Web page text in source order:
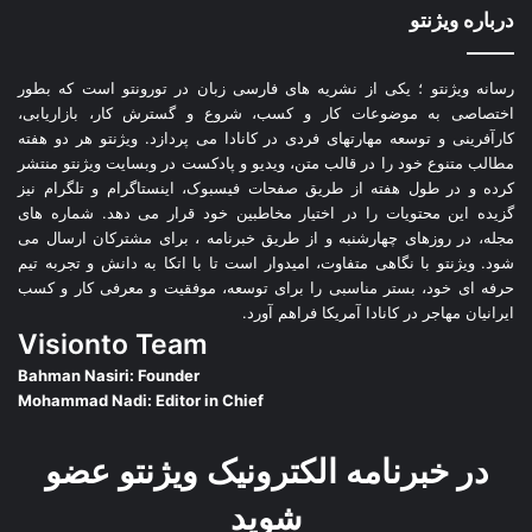
نوآوری‌های فناوری به کاهش هزینه‌های خودروهای برقی کمک می‌کند
و تحرک مشترک الکتریکی را به یک جایگزین واقعی برای داشتن
خودرو تبدیل می‌کند.
درباره ویژنتو
رسانه ویژنتو ؛ یکی از نشریه های فارسی زبان در تورونتو است که بطور
اختصاصی به موضوعات کار و کسب، شروع و گسترش کار، بازاریابی،
کارآفرینی و توسعه مهارتهای فردی در کانادا می پردازد. ویژنتو هر دو هفته
مطالب متنوع خود را در قالب متن، ویدیو و پادکست در وبسایت ویژنتو منتشر
کرده و در طول هفته از طریق صفحات فیسبوک، اینستاگرام و تلگرام نیز
گزیده این محتویات را در اختیار مخاطبین خود قرار می دهد. شماره های
مجله، در روزهای چهارشنبه و از طریق خبرنامه ، برای مشترکان ارسال می
شود. ویژنتو با نگاهی متفاوت، امیدوار است تا با اتکا به دانش و تجربه تیم
حرفه ای خود، بستر مناسبی را برای توسعه، موفقیت و معرفی کار و کسب
ایرانیان مهاجر در کانادا آمریکا فراهم آورد.
Visionto Team
Bahman Nasiri: Founder
Mohammad Nadi: Editor in Chief
در خبرنامه الکترونیک ویژنتو عضو
شوید